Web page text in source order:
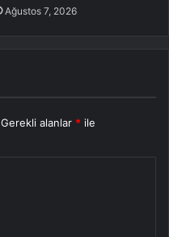
Ağustos 7, 2026
Gerekli alanlar * ile